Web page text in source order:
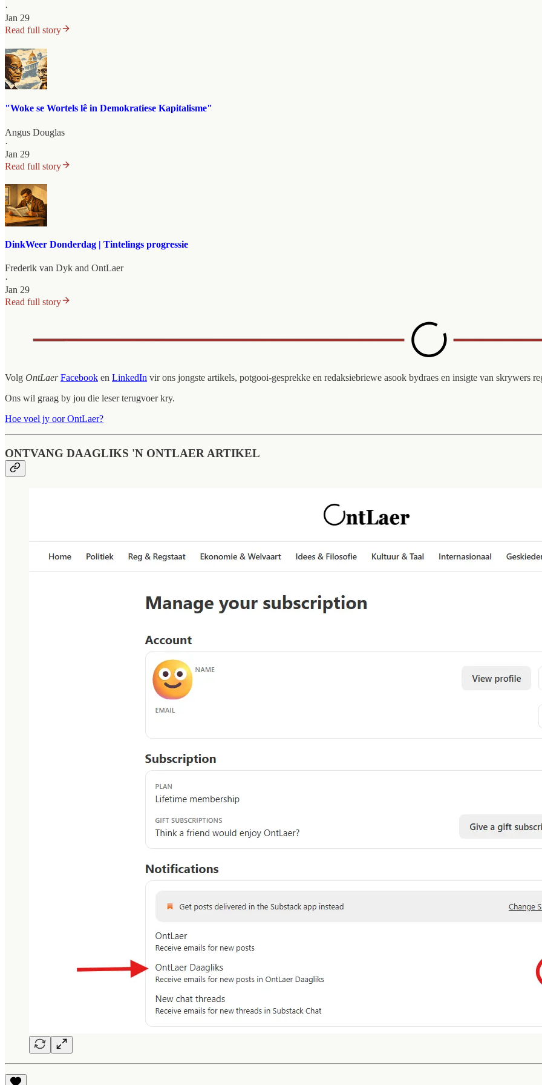
·
Jan 29
Read full story
"Woke se Wortels lê in Demokratiese Kapitalisme"
Angus Douglas
·
Jan 29
Read full story
DinkWeer Donderdag | Tintelings progressie
Frederik van Dyk and OntLaer
·
Jan 29
Read full story
Volg OntLaer Facebook en LinkedIn vir ons jongste artikels, potgooi-gesprekke en redaksiebriewe asook bydraes en insigte van skrywers
Ons wil graag by jou die leser terugvoer kry.
Hoe voel jy oor OntLaer?
ONTVANG DAAGLIKS 'N ONTLAER ARTIKEL